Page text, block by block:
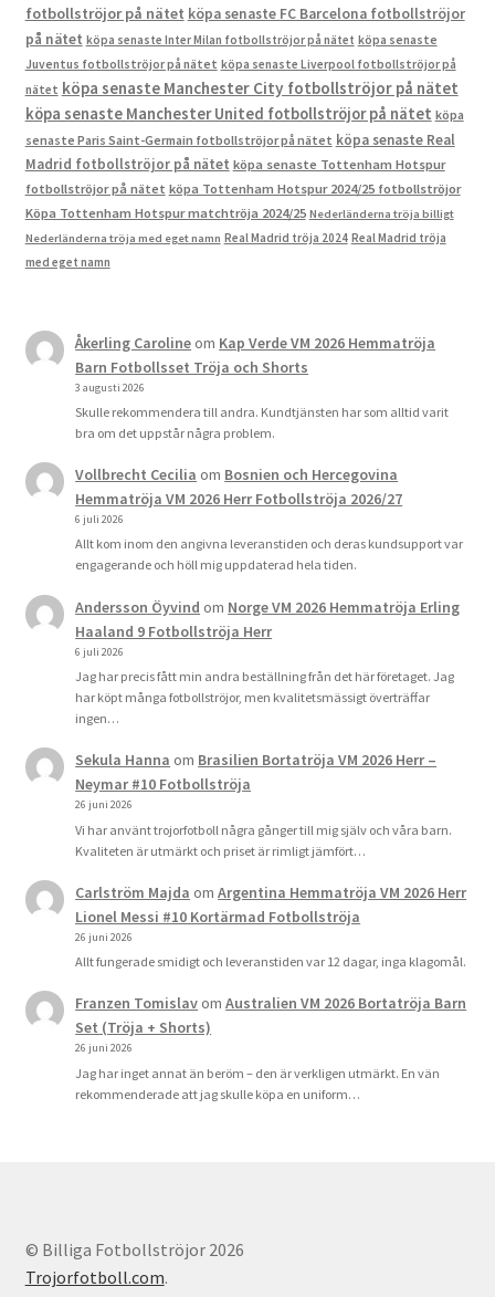
fotbollströjor på nätet köpa senaste FC Barcelona fotbollströjor
på nätet köpa senaste Inter Milan fotbollströjor på nätet köpa senaste
Juventus fotbollströjor på nätet köpa senaste Liverpool fotbollströjor på
nätet köpa senaste Manchester City fotbollströjor på nätet
köpa senaste Manchester United fotbollströjor på nätet köpa
senaste Paris Saint-Germain fotbollströjor på nätet köpa senaste Real
Madrid fotbollströjor på nätet köpa senaste Tottenham Hotspur
fotbollströjor på nätet köpa Tottenham Hotspur 2024/25 fotbollströjor
Köpa Tottenham Hotspur matchtröja 2024/25 Nederländerna tröja billigt
Nederländerna tröja med eget namn Real Madrid tröja 2024 Real Madrid tröja
med eget namn
Åkerling Carolineom Kap Verde VM 2026 Hemmatröja
Barn Fotbollsset Tröja och Shorts
3 augusti 2026
Skulle rekommendera till andra. Kundtjänsten har som alltid varit
bra om det uppstår några problem.
Vollbrecht Cecilia om Bosnien och Hercegovina
Hemmatröja VM 2026 Herr Fotbollströja 2026/27
6 juli 2026
Allt kom inom den angivna leveranstiden och deras kundsupport var
engagerande och höll mig uppdaterad hela tiden.
Andersson Öyvind om Norge VM 2026 Hemmatröja Erling
Haaland 9 Fotbollströja Herr
6 juli 2026
Jag har precis fått min andra beställning från det här företaget. Jag
har köpt många fotbollströjor, men kvalitetsmässigt överträffar
ingen…
Sekula Hanna om Brasilien Bortatröja VM 2026 Herr –
Neymar #10 Fotbollströja
26 juni 2026
Vi har använt trojorfotboll några gånger till mig själv och våra barn.
Kvaliteten är utmärkt och priset är rimligt jämfört…
Carlström Majda omArgentina Hemmatröja VM 2026 Herr
Lionel Messi #10 Kortärmad Fotbollströja
26 juni 2026
Allt fungerade smidigt och leveranstiden var 12 dagar, inga klagomål.
Franzen TomislavomAustralien VM 2026 Bortatröja Barn
Set (Tröja + Shorts)
26 juni 2026
Jag har inget annat än beröm – den är verkligen utmärkt. En vän
rekommenderade att jag skulle köpa en uniform…
© Billiga Fotbollströjor 2026
Trojorfotboll.com.